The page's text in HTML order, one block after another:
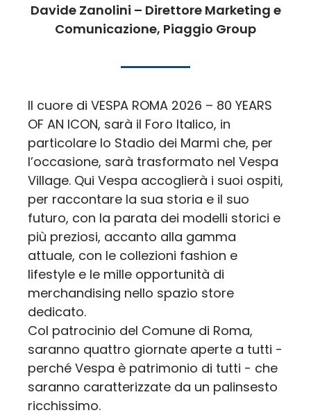
Davide Zanolini – Direttore Marketing e
Comunicazione, Piaggio Group
Il cuore di VESPA ROMA 2026 – 80 YEARS
OF AN ICON, sarà il Foro Italico, in
particolare lo Stadio dei Marmi che, per
l’occasione, sarà trasformato nel Vespa
Village. Qui Vespa accoglierà i suoi ospiti,
per raccontare la sua storia e il suo
futuro, con la parata dei modelli storici e
più preziosi, accanto alla gamma
attuale, con le collezioni fashion e
lifestyle e le mille opportunità di
merchandising nello spazio store
dedicato.
Col patrocinio del Comune di Roma,
saranno quattro giornate aperte a tutti -
perché Vespa è patrimonio di tutti - che
saranno caratterizzate da un palinsesto
ricchissimo.